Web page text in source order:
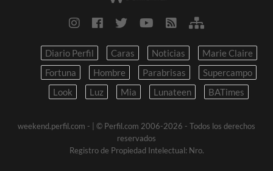
Diario Perfil Caras Noticias
Marie Claire
Fortuna
Hombre Parabrisas
Supercampo
Look
Luz Mia Lunateen BATimes
weekend.perfil.com -
| © Perfil.com 2006-2026 - Todos los derechos
reservados
Registro de Propiedad Intelectual: Nro.